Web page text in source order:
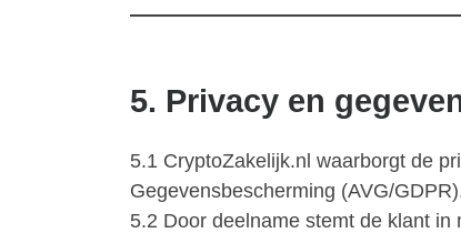
5. Privacy en
5.1 CryptoZakelijk.nl waarborgt de
Gegevensbescherming (AVG/
5.2 Door deelname stemt de klant